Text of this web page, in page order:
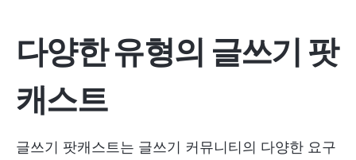
다양한 유형의 글쓰기 팟
캐스트
글쓰기 팟캐스트는 글쓰기 커뮤니티의 다양한 요구